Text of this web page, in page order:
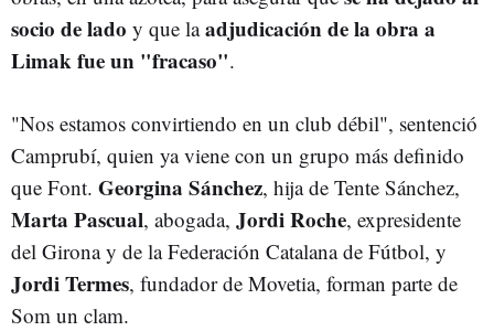
socio de lado y que laadjudicación de la obra a
Limak fue un "fracaso".
"Nos estamos convirtiendo en un club débil", sentenció
Camprubí, quien ya viene con un grupo más definido
que Font. Georgina Sánchez, hija de Tente Sánchez,
Marta Pascual, abogada, Jordi Roche, expresidente
del Girona y de la Federación Catalana de Fútbol, y
Jordi Termes, fundador de Movetia, forman parte de
Som un clam.